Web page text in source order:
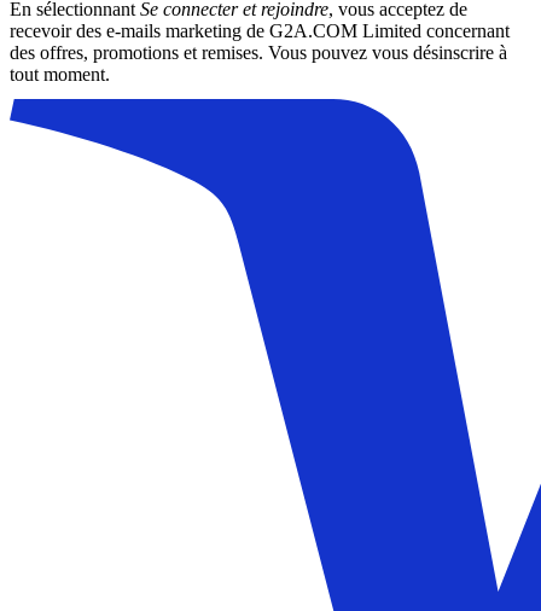
En sélectionnant Se connecter et rejoindre, vous acceptez de
recevoir des e-mails marketing de G2A.COM Limited concernant
des offres, promotions et remises. Vous pouvez vous désinscrire à
tout moment.